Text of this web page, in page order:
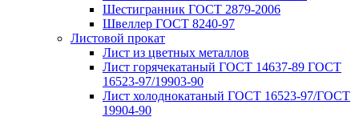
Шестигранник ГОСТ 2879-2006
Швеллер ГОСТ 8240-97
Листовой прокат
Лист из цветных металлов
Лист горячекатаный ГОСТ 14637-89 ГОСТ
16523-97/19903-90
Лист холоднокатаный ГОСТ 16523-97/ГОСТ
19904-90